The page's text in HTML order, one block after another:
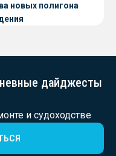
новых полигона
дайджесты
и судоходстве